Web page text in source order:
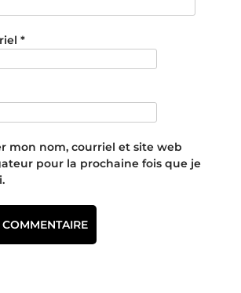
*
mon nom, courriel et site web
pour la prochaine fois que je